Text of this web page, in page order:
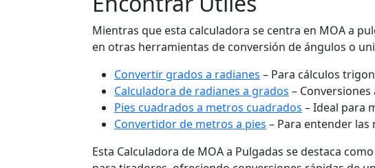
Mientras que esta calculadora se centra en MOA a
en otras herramientas de conversión de ángulos o
Convertir grados a radianes – Para cálculos
Calculadora de radianes a grados –
Pies cuadrados a metros cuadrados – Ideal para
Convertidor de metros a pies – Para entender
Esta Calculadora de MOA a Pulgadas se destaca